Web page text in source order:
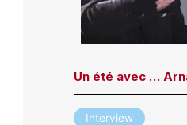
Un été avec …
Interview